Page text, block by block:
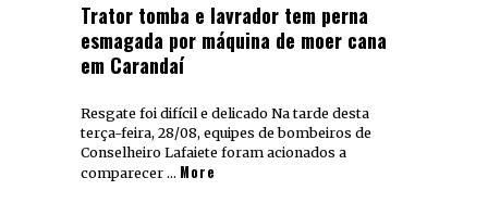
Trator tomba e lavrador tem perna
esmagada por máquina de moer cana
em Carandaí
Resgate foi difícil e delicado Na tarde desta
terça-feira, 28/08, equipes de bombeiros de
Conselheiro Lafaiete foram acionados a
comparecer … More